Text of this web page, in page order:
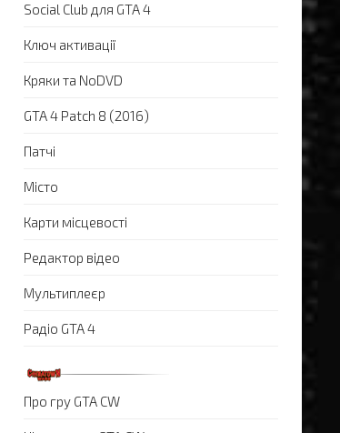
Social Club для GTA 4
Ключ активації
Кряки та NoDVD
GTA 4 Patch 8 (2016)
Патчі
Місто
Карти місцевості
Редактор відео
Мультиплеєр
Радіо GTA 4
Про гру GTA CW